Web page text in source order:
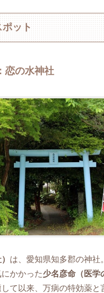
ット
恋の水神社
は、愛知県知多郡の神社
かかった少名彦命（医学
て以来、万病の特効薬と